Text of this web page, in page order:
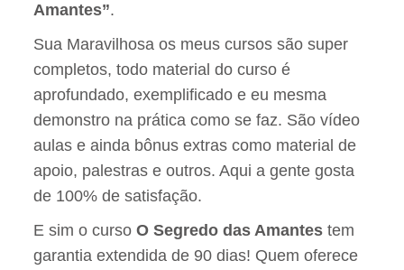
Amantes”.
Sua Maravilhosa os meus cursos são super
completos, todo material do curso é
aprofundado, exemplificado e eu mesma
demonstro na prática como se faz. São vídeo
aulas e ainda bônus extras como material de
apoio, palestras e outros. Aqui a gente gosta
de 100% de satisfação.
E sim o cursoO Segredo das Amantes tem
garantia extendida de 90 dias! Quem oferece